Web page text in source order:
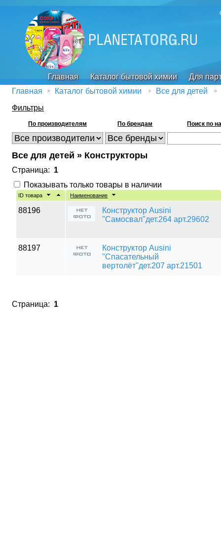
Главная Каталог бытовой химии
Для
Главная
Каталог бытовой химии
Все для детей
Фильтры
По производителям По брендам Поиск по
Все для детей » Конструкторы
Страница: 1
Показывать только товары в наличии
ID товара Наименование
88196
Конструктор Ausini
"Самосвал"дет.264 арт.29602
88197
Конструктор Ausini
"Спасательный
вертолёт"дет.207 арт.21501
Страница: 1